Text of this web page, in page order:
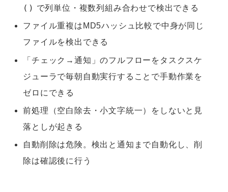
() で列単位・複数列組み合わせで検出できる
ファイル重複はMD5ハッシュ比較で中身が同じ
ファイルを検出できる
「チェック→通知」のフルフローをタスクスケ
ジューラで毎朝自動実行することで手動作業を
ゼロにできる
前処理（空白除去・小文字統一）をしないと見
落としが起きる
自動削除は危険。検出と通知まで自動化し、削
除は確認後に行う